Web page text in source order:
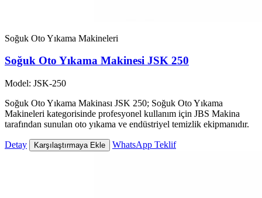
Soğuk Oto Yıkama Makineleri
Soğuk Oto Yıkama Makinesi JSK 250
Model: JSK-250
Soğuk Oto Yıkama Makinası JSK 250; Soğuk Oto Yıkama
Makineleri kategorisinde profesyonel kullanım için JBS Makina
tarafından sunulan oto yıkama ve endüstriyel temizlik ekipmanıdır.
Detay Karşılaştırmaya Ekle WhatsApp Teklif